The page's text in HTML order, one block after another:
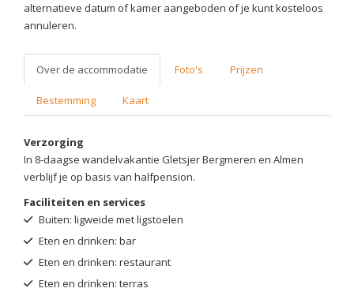
alternatieve datum of kamer aangeboden of je kunt kosteloos
annuleren.
Over de accommodatie Foto's Prijzen
Bestemming Kaart
Verzorging
In 8-daagse wandelvakantie Gletsjer Bergmeren en Almen
verblijf je op basis van halfpension.
Faciliteiten en services
Buiten: ligweide met ligstoelen
Eten en drinken: bar
Eten en drinken: restaurant
Eten en drinken: terras